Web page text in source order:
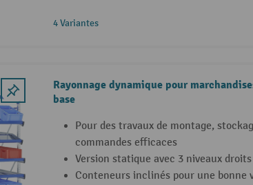
4 Variantes
Rayonnage dynamique pour
base
Pour des travaux de montage,
commandes efficaces
Version statique avec 3 niveaux
Conteneurs inclinés pour une bonne